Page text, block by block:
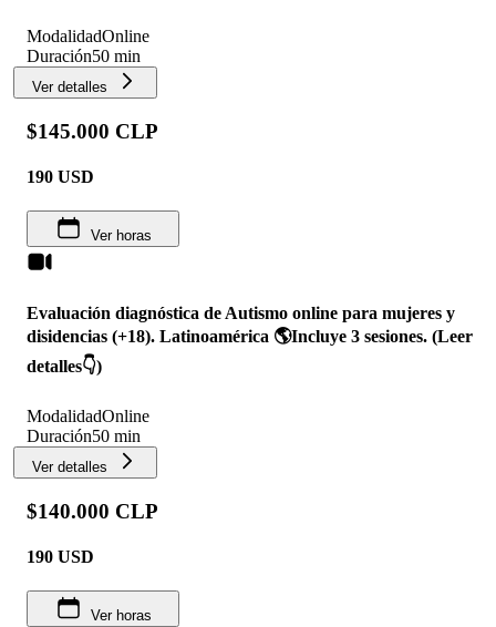
ModalidadOnline
Duración50 min
Ver detalles
$145.000 CLP
190 USD
Ver horas
Evaluación diagnóstica de Autismo online para mujeres y
disidencias (+18). Latinoamérica 🌎Incluye 3 sesiones. (Leer
detalles👇)
ModalidadOnline
Duración50 min
Ver detalles
$140.000 CLP
190 USD
Ver horas